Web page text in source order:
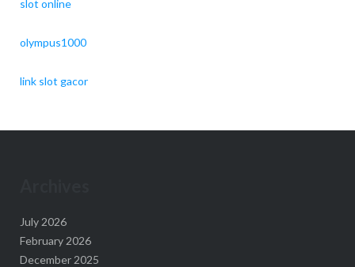
slot online
olympus1000
link slot gacor
July 2026
February 2026
December 2025